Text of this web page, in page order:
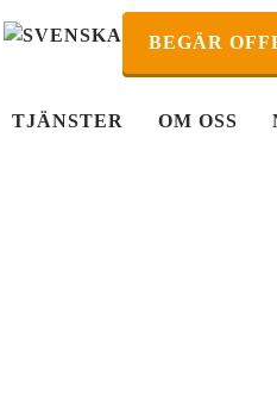
BEGÄR
TJÄNSTER OM OSS